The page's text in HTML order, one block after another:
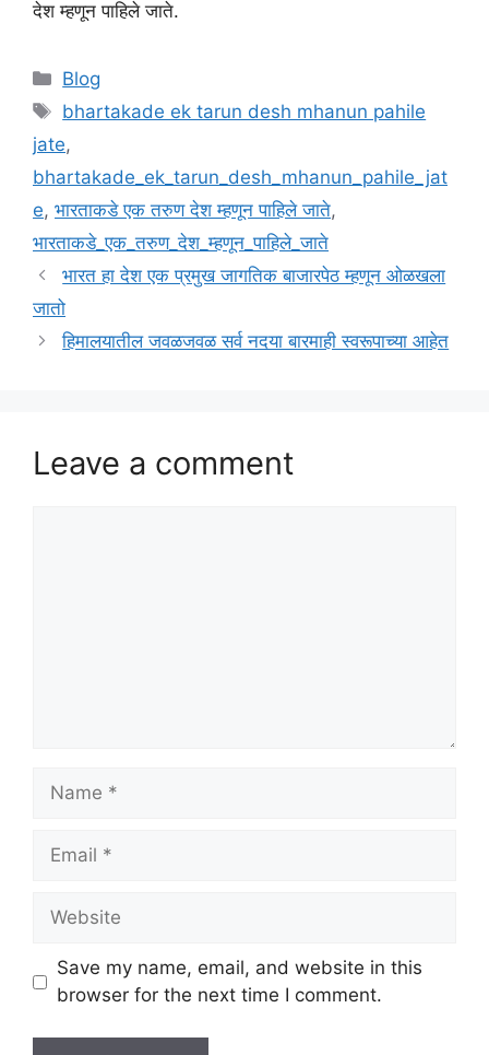
देश म्हणून पाहिले जाते.
Categories
Blog
Tags
bhartakade ek tarun desh mhanun pahile
jate,
bhartakade_ek_tarun_desh_mhanun_pahile_jat
e, भारताकडे एक तरुण देश म्हणून पाहिले जाते,
भारताकडे_एक_तरुण_देश_म्हणून_पाहिले_जाते
भारत हा देश एक प्रमुख जागतिक बाजारपेठ म्हणून ओळखला
जातो
हिमालयातील जवळजवळ सर्व नदया बारमाही स्वरूपाच्या आहेत
Leave a comment
Name
Email
Website
Save my name, email, and website in this
browser for the next time I comment.